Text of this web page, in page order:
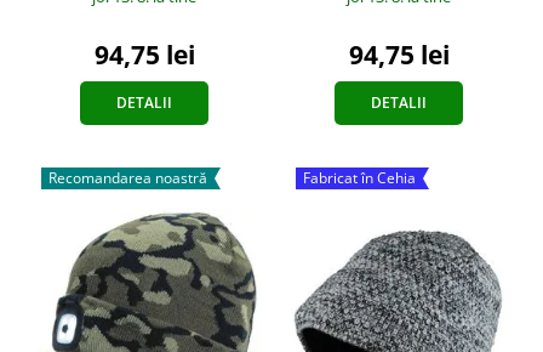
94,75 lei
DETALII
94,75 lei
DETALII
Recomandarea noastră Fabricat în Cehia